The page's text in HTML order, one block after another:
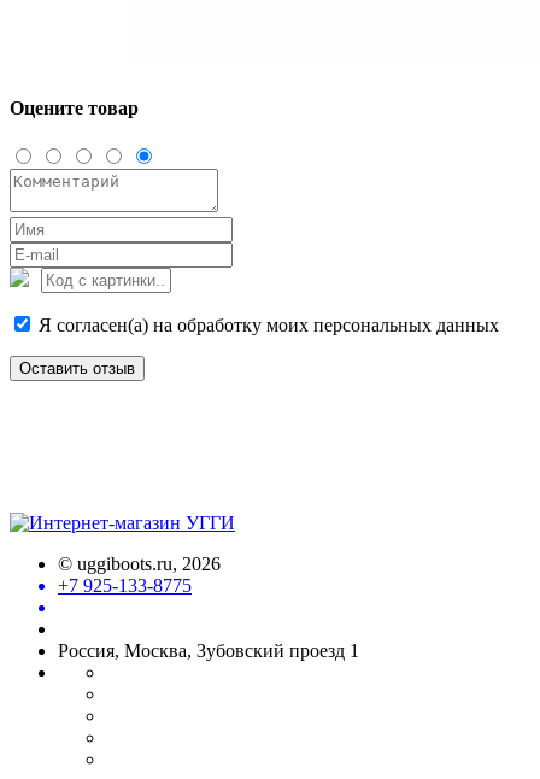
Оцените товар
Я согласен(а) на обработку моих персональных данных
Оставить отзыв
© uggiboots.ru, 2026
+7 925-133-8775
Россия, Москва, Зубовский проезд 1